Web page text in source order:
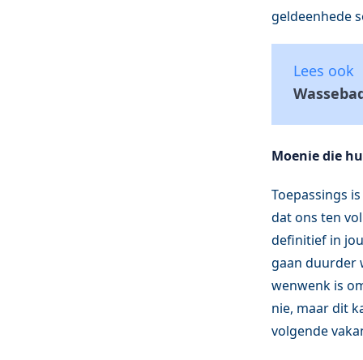
geldeenhede
Lees ook
Moenie die
Toepassings
dat ons ten
definitief in
gaan duurder
wenwenk is
nie, maar dit
volgende